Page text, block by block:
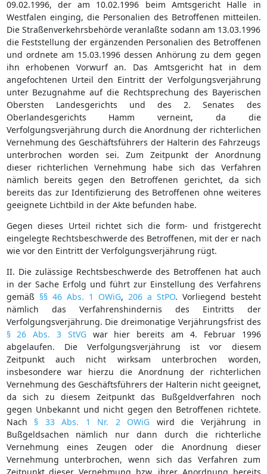
09.02.1996, der am 10.02.1996 beim Amtsgericht Halle in
Westfalen einging, die Personalien des Betroffenen mitteilen.
Die Straßenverkehrsbehörde veranlaßte sodann am 13.03.1996
die Feststellung der ergänzenden Personalien des Betroffenen
und ordnete am 15.03.1996 dessen Anhörung zu dem gegen
ihn erhobenen Vorwurf an. Das Amtsgericht hat in dem
angefochtenen Urteil den Eintritt der Verfolgungsverjährung
unter Bezugnahme auf die Rechtsprechung des Bayerischen
Obersten Landesgerichts und des 2. Senates des
Oberlandesgerichts Hamm verneint, da die
Verfolgungsverjährung durch die Anordnung der richterlichen
Vernehmung des Geschäftsführers der Halterin des Fahrzeugs
unterbrochen worden sei. Zum Zeitpunkt der Anordnung
dieser richterlichen Vernehmung habe sich das Verfahren
nämlich bereits gegen den Betroffenen gerichtet, da sich
bereits das zur Identifizierung des Betroffenen ohne weiteres
geeignete Lichtbild in der Akte befunden habe.
Gegen dieses Urteil richtet sich die form- und fristgerecht
eingelegte Rechtsbeschwerde des Betroffenen, mit der er nach
wie vor den Eintritt der Verfolgungsverjährung rügt.
II. Die zulässige Rechtsbeschwerde des Betroffenen hat auch
in der Sache Erfolg und führt zur Einstellung des Verfahrens
gemäß §§ 46 Abs. 1 OWiG, 206 a StPO. Vorliegend besteht
nämlich das Verfahrenshindernis des Eintritts der
Verfolgungsverjährung. Die dreimonatige Verjährungsfrist des
§ 26 Abs. 3 StVGwar hier bereits am 4. Februar 1996
abgelaufen. Die Verfolgungsverjährung ist vor diesem
Zeitpunkt auch nicht wirksam unterbrochen worden,
insbesondere war hierzu die Anordnung der richterlichen
Vernehmung des Geschäftsführers der Halterin nicht geeignet,
da sich zu diesem Zeitpunkt das Bußgeldverfahren noch
gegen Unbekannt und nicht gegen den Betroffenen richtete.
Nach § 33 Abs. 1 Nr. 2 OWiG wird die Verjährung in
Bußgeldsachen nämlich nur dann durch die richterliche
Vernehmung eines Zeugen oder die Anordnung dieser
Vernehmung unterbrochen, wenn sich das Verfahren zum
Zeitpunkt dieser Vernehmung bzw. ihrer Anordnung bereits